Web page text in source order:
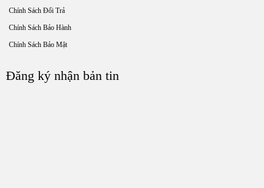
Chính Sách Đổi Trả
Chính Sách Bảo Hành
Chính Sách Bảo Mật
Đăng ký nhận bản tin